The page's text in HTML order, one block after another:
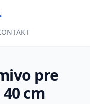
pre
cm